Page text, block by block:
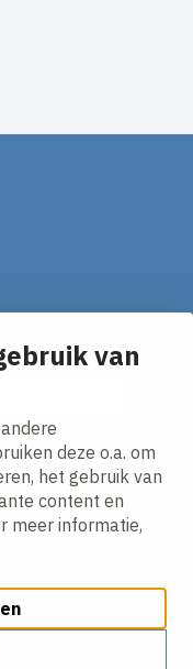
van
deze o.a. om
het gebruik van
content en
meer informatie,
policy